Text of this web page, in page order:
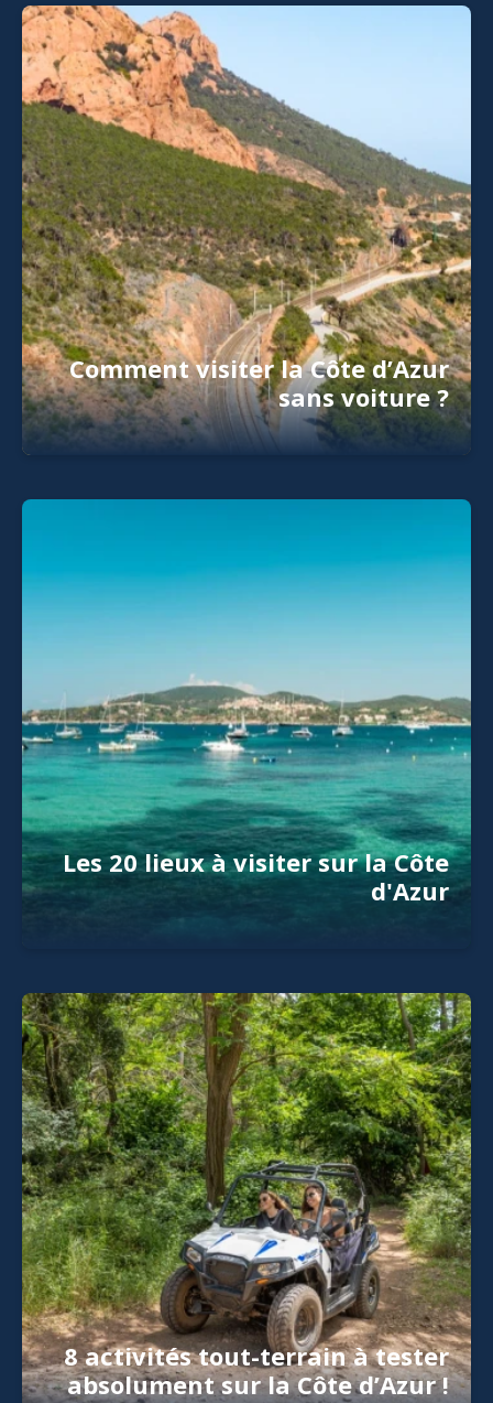
Comment visiter la Côte d’Azur
sans voiture ?
Les 20 lieux à visiter sur la Côte
d'Azur
8 activités tout-terrain à tester
absolument sur la Côte d’Azur !